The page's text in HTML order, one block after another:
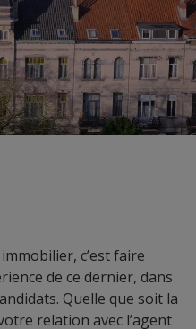
c’est faire
de ce dernier, dans
Quelle que soit la
relation avec l’agent